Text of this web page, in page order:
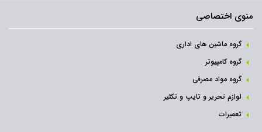
منوی اختصاصی
گروه ماشین های اداری
گروه کامپیوتر
گروه مواد مصرفی
لوازم تحریر و تایپ و تکثیر
تعمیرات